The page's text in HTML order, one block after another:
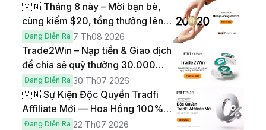
🇻🇳 Tháng 8 này – Mời bạn bè,
cùng kiếm $20, tổng thưởng lên
đến $1,000
Đang Diễn Ra 7 Th08 2026
Trade2Win – Nạp tiền & Giao dịch
để chia sẻ quỹ thưởng 30.000
USDT
Đang Diễn Ra 30 Th07 2026
🇻🇳 Sự Kiện Độc Quyền Tradfi
Affiliate Mới — Hoa Hồng 100% &
Hoàn Phí Qua Đêm
Đang Diễn Ra 22 Th07 2026